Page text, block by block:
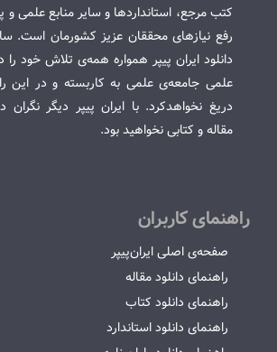
کتب مرجع، استانداردها و سایر منابع علمی
رفع نیازهای محققان عزیز کشورمان است.
دانلود ایران پیپر همواره همه‌ی تلاش خود را
علمی جامعه‌ی علمی به کاربسته و در این
دریغ نخواهدکرد. با ایران پیپر دیگر
مقاله و کتابی نخواهید بود.
راهنمای کاربران
صفحه‌ی اصلی ایران‌پیپر
راهنمای دانلود مقاله
راهنمای دانلود کتاب
راهنمای دانلود استاندارد